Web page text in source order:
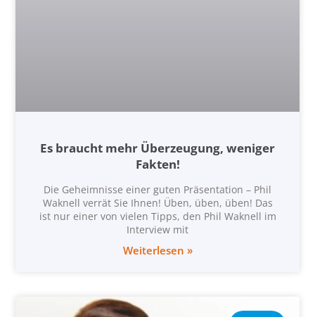
Es braucht mehr Überzeugung, weniger
Fakten!
Die Geheimnisse einer guten Präsentation – Phil
Waknell verrät Sie Ihnen! Üben, üben, üben! Das
ist nur einer von vielen Tipps, den Phil Waknell im
Interview mit
Weiterlesen »